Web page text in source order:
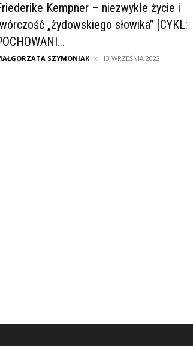
Kempner – niezwykłe życie i
„żydowskiego słowika” [CYKL:
SZYMONIAK 13 WRZEŚNIA 2022